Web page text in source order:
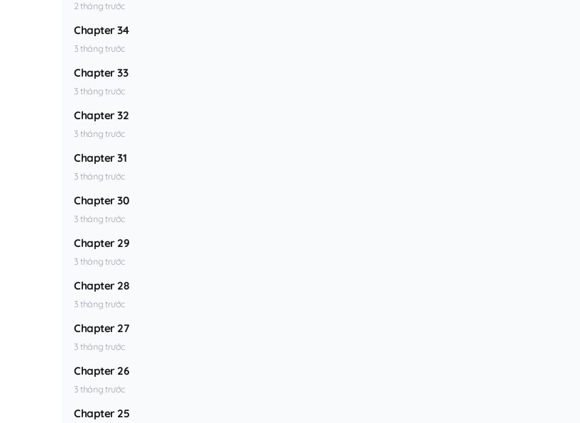
2 tháng trước
Chapter 34
3 tháng trước
Chapter 33
3 tháng trước
Chapter 32
3 tháng trước
Chapter 31
3 tháng trước
Chapter 30
3 tháng trước
Chapter 29
3 tháng trước
Chapter 28
3 tháng trước
Chapter 27
3 tháng trước
Chapter 26
3 tháng trước
Chapter 25